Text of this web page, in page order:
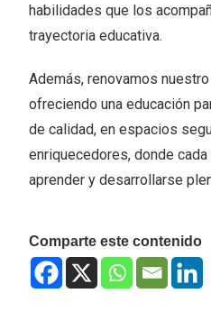
habilidades que los
trayectoria educativa.
Además, renovamos
ofreciendo una educación
de calidad, en espacios
enriquecedores, donde
aprender y desarrollarse
Comparte este contenido